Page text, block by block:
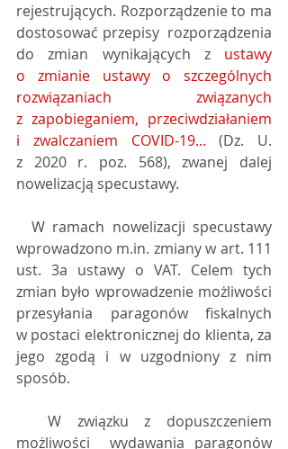
rejestrujących. Rozporządzenie to ma
dostosować przepisy  rozporządzenia
do zmian wynikających z ustawy
o zmianie ustawy o szczególnych
rozwiązaniach związanych
z zapobieganiem, przeciwdziałaniem
i zwalczaniem COVID-19... (Dz. U.
z 2020 r. poz. 568), zwanej dalej
nowelizacją specustawy.
wprowadzono m.in. zmiany w art. 111
ust. 3a ustawy o VAT. Celem tych
zmian było wprowadzenie możliwości
przesyłania paragonów fiskalnych
w postaci elektronicznej do klienta, za
jego zgodą i w uzgodniony z nim
sposób.
  W związku z dopuszczeniem
możliwości  wydawania paragonów